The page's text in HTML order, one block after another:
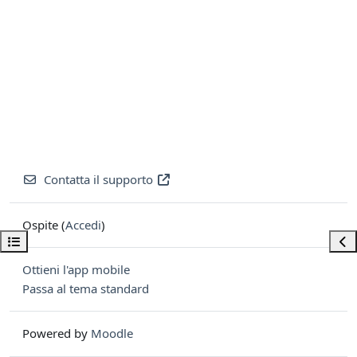
Apri indice del corso
Contatta il supporto
Ospite (Accedi)
Ottieni l'app mobile
Passa al tema standard
Powered by Moodle